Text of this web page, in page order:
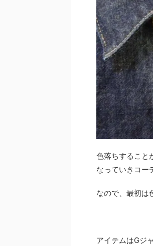
色落ちすること
なっていきコー
なので、最初は
アイテムはGジ